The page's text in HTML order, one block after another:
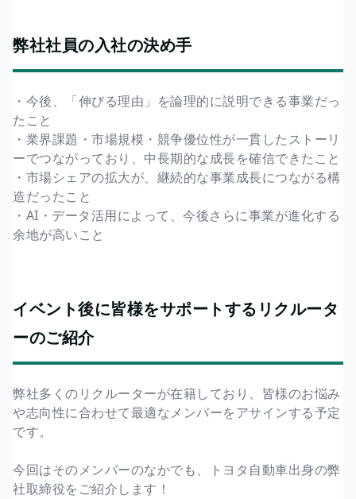
弊社社員の入社の決め手
・今後、「伸びる理由」を論理的に説明できる事業だっ
たこと
・業界課題・市場規模・競争優位性が一貫したストーリ
ーでつながっており、中長期的な成長を確信できたこと
・市場シェアの拡大が、継続的な事業成長につながる構
造だったこと
・AI・データ活用によって、今後さらに事業が進化する
余地が高いこと
イベント後に皆様をサポートするリクルータ
ーのご紹介
弊社多くのリクルーターが在籍しており、皆様のお悩み
や志向性に合わせて最適なメンバーをアサインする予定
です。
今回はそのメンバーのなかでも、トヨタ自動車出身の弊
社取締役をご紹介します！